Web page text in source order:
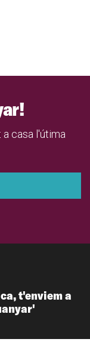
a casa l'útima
t'enviem a